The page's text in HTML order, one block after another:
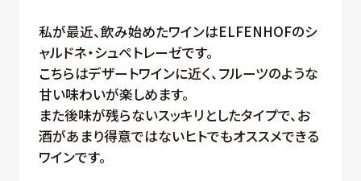
私が最近、飲み始めたワインはELFENHOFのシ
ャルドネ・シュペトレーゼです。
こちらはデザートワインに近く、フルーツのような
甘い味わいが楽しめます。
また後味が残らないスッキリとしたタイプで、お
酒があまり得意ではないヒトでもオススメできる
ワインです。